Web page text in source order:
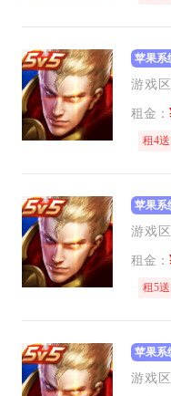
苹果系
游戏
租金：
租4送
苹果系
游戏
租金：
租5送
苹果系
游戏